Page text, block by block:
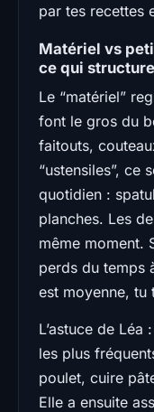
par tes recettes
Matériel vs
ce qui
Le “matériel”
font le gros du
faitouts,
“ustensiles”, ce
quotidien :
planches. Les
même moment.
perds du temps
est moyenne, tu
L’astuce de
les plus
poulet, cuire
Elle a ensuite